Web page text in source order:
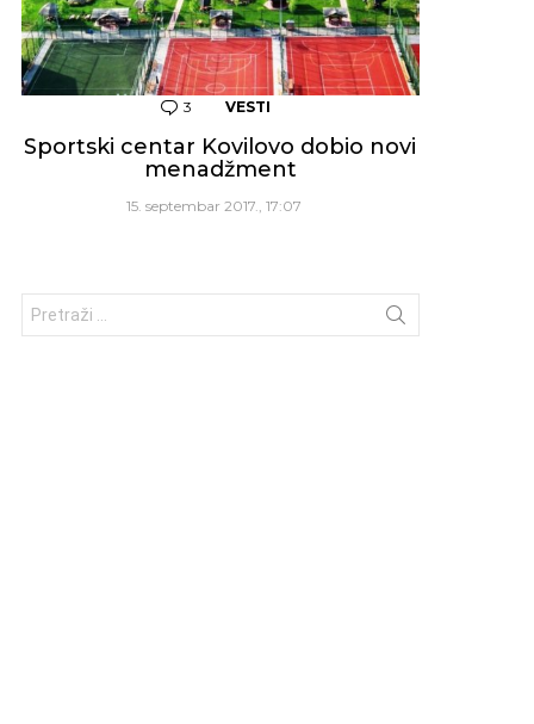
3 Komentara
VESTI
Sportski centar Kovilovo dobio novi
menadžment
15. septembar 2017., 17:07